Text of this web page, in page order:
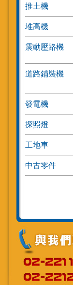
推土機
堆高機
震動壓路機
道路鋪裝機
發電機
探照燈
工地車
中古零件